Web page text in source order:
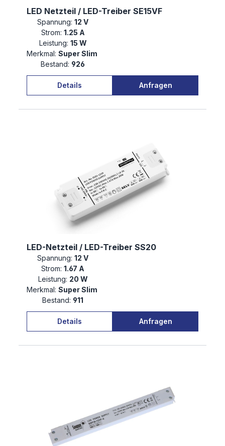
LED Netzteil / LED-Treiber SE15VF
Spannung: 12 V
Strom: 1.25 A
Leistung: 15 W
Merkmal: Super Slim
Bestand: 926
Details Anfragen
LED-Netzteil / LED-Treiber SS20
Spannung: 12 V
Strom: 1.67 A
Leistung: 20 W
Merkmal: Super Slim
Bestand: 911
Details Anfragen